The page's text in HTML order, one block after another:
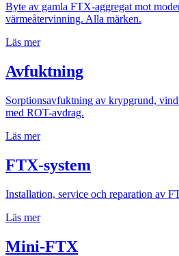
Byte av gamla FTX-aggregat mot
värmeåtervinning. Alla märken.
Läs mer
Avfuktning
Sorptionsavfuktning av krypgrund,
med ROT-avdrag.
Läs mer
FTX-system
Installation, service och reparation av
Läs mer
Mini-FTX